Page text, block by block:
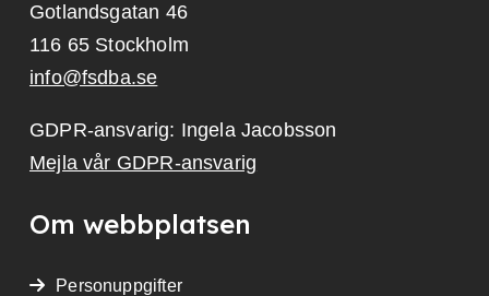
Gotlandsgatan 46
116 65 Stockholm
info@fsdba.se
GDPR-ansvarig: Ingela Jacobsson
Mejla vår GDPR-ansvarig
Om webbplatsen
Personuppgifter